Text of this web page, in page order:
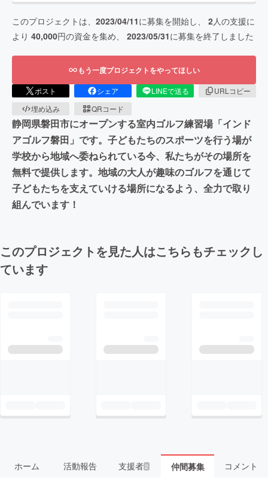
このプロジェクトは、 2023/04/11に募集を開始し、 2人の支援に
より 40,000円の資金を集め、 2023/05/31に募集を終了しました
もう一度プロジェクトをやってほしい
ポスト シェア LINEで送る
URLコピー
埋め込み
QRコード
静岡県磐田市にオープンする室内ゴルフ練習場「インド
アゴルフ磐田」です。子どもたちのスポーツを行う場が
学校から地域へ委ねられている今、私たちがその場所を
無料で提供します。地域の大人が趣味のゴルフを通じて
子どもたちを支えていける場所になるよう、全力で取り
組んでいます！
このプロジェクトを見た人はこちらもチェックし
ています
ホーム 活動報告 支援者 2 仲間募集 コメント